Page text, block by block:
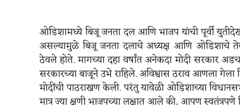
ओडिशामध्ये बिजू जनता दल आणि भाजप यांची पूर्वी
असल्यामुळे बिजू जनता दलाचे अध्यक्ष आणि ओडिशाचे
ठेवले होते. मागच्या दहा वर्षांत अनेकदा मोदी सरकार
सरकारच्या बाजूने उभे राहिले. अविश्वास ठराव आणला
मोदींची पाठराखण केली. परंतु यावेळी ओडिशाच्या